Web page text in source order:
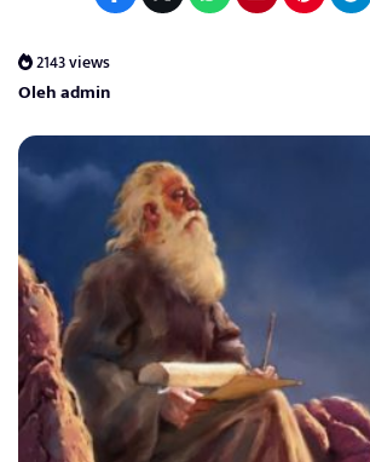
2143 views
Oleh admin